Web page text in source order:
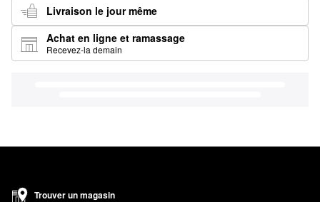
Livraison le jour même
Achat en ligne et ramassage
Recevez-la demain
Trouver un magasin